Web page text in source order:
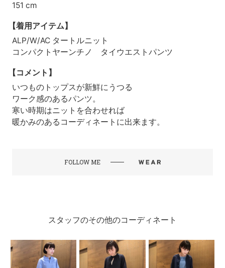
151 cm
【着用アイテム】
ALP/W/AC タートルニット
コンパクトヤーンチノ タイウエストパンツ
【コメント】
いつものトップスが新鮮にうつる
ワーク感のあるパンツ。
寒い時期はニットを合わせれば
暖かみのあるコーディネートに出来ます。
FOLLOW ME
スタッフのその他のコーディネート